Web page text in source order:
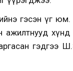
гэсэн үг
хүнд
гэдгээ